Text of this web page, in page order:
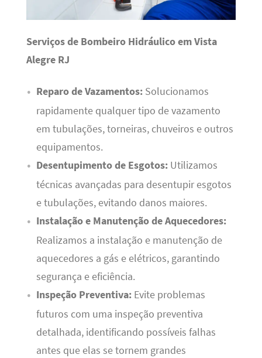
Serviços de Bombeiro Hidráulico em Vista
Alegre RJ
Reparo de Vazamentos:Solucionamos
rapidamente qualquer tipo de vazamento
em tubulações, torneiras, chuveiros e outros
equipamentos.
Desentupimento de Esgotos:Utilizamos
técnicas avançadas para desentupir esgotos
e tubulações, evitando danos maiores.
Instalação e Manutenção de Aquecedores:
Realizamos a instalação e manutenção de
aquecedores a gás e elétricos, garantindo
segurança e eficiência.
Inspeção Preventiva:Evite problemas
futuros com uma inspeção preventiva
detalhada, identificando possíveis falhas
antes que elas se tornem grandes